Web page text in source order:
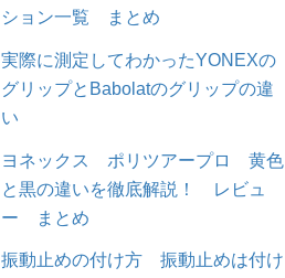
ション一覧 まとめ
実際に測定してわかったYONEXの
グリップとBabolatのグリップの違
い
ヨネックス ポリツアープロ 黄色
と黒の違いを徹底解説！ レビュ
ー まとめ
振動止めの付け方 振動止めは付け